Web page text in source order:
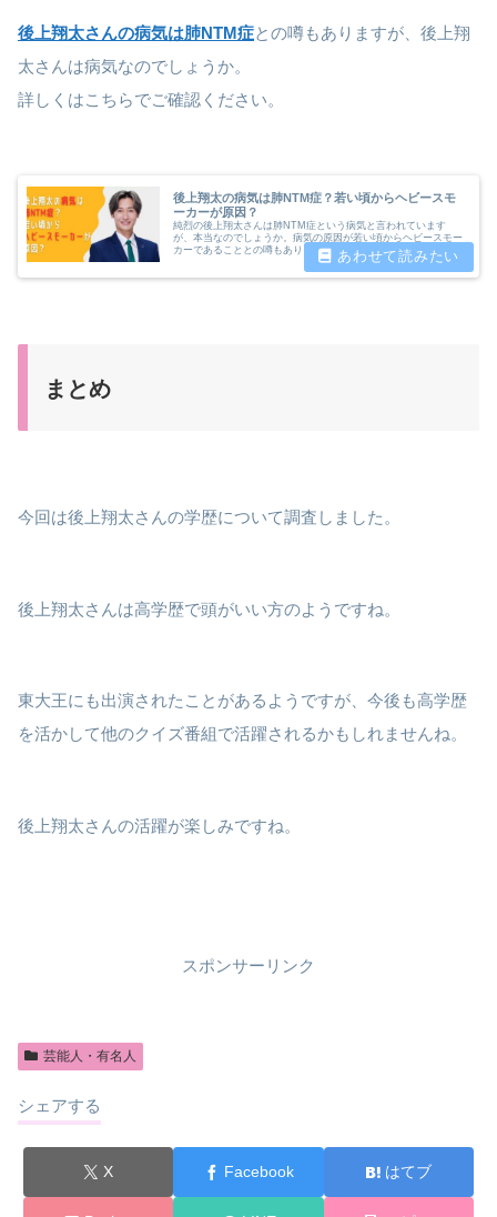
後上翔太さんの病気は肺NTM症との噂もありますが、後上翔
太さんは病気なのでしょうか。
詳しくはこちらでご確認ください。
後上翔太の病気は肺NTM症？若い頃からヘビースモ
ーカーが原因？
純烈の後上翔太さんは肺NTM症という病気と言われています
が、本当なのでしょうか。病気の原因が若い頃からヘビースモー
カーであることとの噂もあります。今回は後上翔太さんの病気に
まとめ
今回は後上翔太さんの学歴について調査しました。
後上翔太さんは高学歴で頭がいい方のようですね。
東大王にも出演されたことがあるようですが、今後も高学歴
を活かして他のクイズ番組で活躍されるかもしれませんね。
後上翔太さんの活躍が楽しみですね。
スポンサーリンク
芸能人・有名人
シェアする
X Facebook はてブ